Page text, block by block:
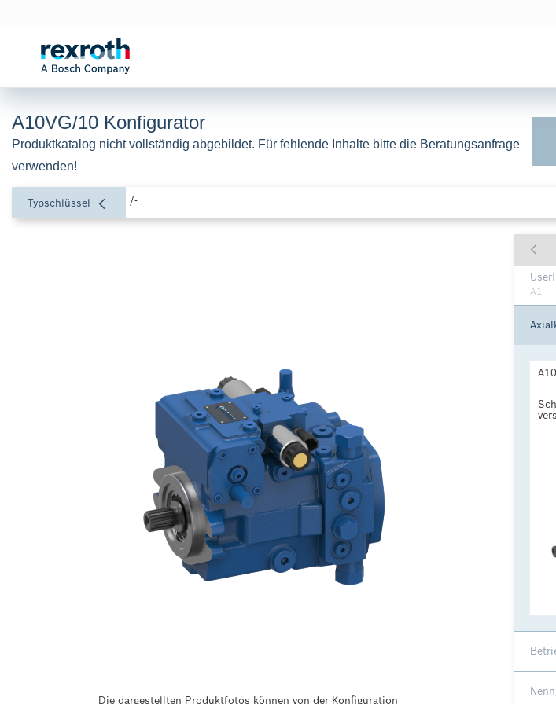
A10VG/10 Konfigurator
Produktkatalog nicht vollständig abgebildet. Für fehlende Inhalte bitte die Beratungsanfrage
verwenden!
Typschlüssel /-
Die dargestellten Produktfotos können von der Konfiguration
A1